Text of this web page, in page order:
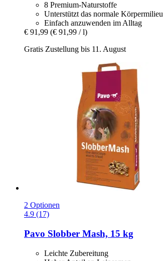
8 Premium-Naturstoffe
Unterstützt das normale Körpermilieu
Einfach anzuwenden im Alltag
€ 91,99 (€ 91,99 / l)
Gratis Zustellung bis 11. August
2 Optionen
4.9 (17)
Pavo Slobber Mash, 15 kg
Leichte Zubereitung